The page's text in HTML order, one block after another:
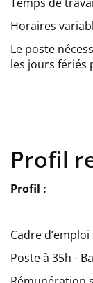
Horaires
Le poste
les jours fériés
Profil
Profil :
Cadre
Poste à 35h -